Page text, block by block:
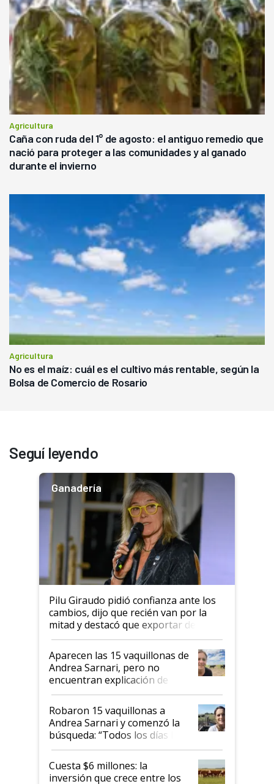
Agricultura
Caña con ruda del 1° de agosto: el antiguo remedio que
nació para proteger a las comunidades y al ganado
durante el invierno
Agricultura
No es el maíz: cuál es el cultivo más rentable, según la
Bolsa de Comercio de Rosario
Seguí leyendo
Ganadería
Pilu Giraudo pidió confianza ante los
cambios, dijo que recién van por la
mitad y destacó que exportar dejó de
ser "para unos pocos": "Tenemos un
mandato muy claro del gobierno
nacional"
Aparecen las 15 vaquillonas de
Andrea Sarnari, pero no
encuentran explicación de
cómo llegaron allí
Robaron 15 vaquillonas a
Andrea Sarnari y comenzó la
búsqueda: “Todos los días le
toca a algún productor”
Cuesta $6 millones: la
inversión que crece entre los